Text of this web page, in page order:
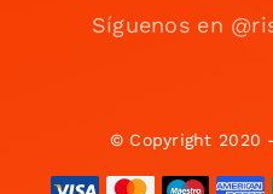
Síguenos en
© Copyright 2020